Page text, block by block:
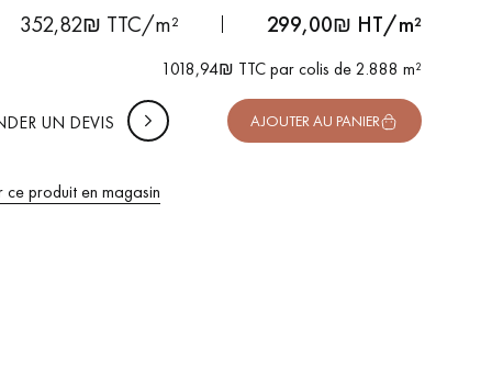
352,82₪ TTC/m² 299,00₪ HT/m²
1018,94₪ TTC par colis de 2.888 m²
UN DEVIS
10% de marge de sécurité (pour les chutes et les
AJOUTER AU PANIER
ce produit en magasin